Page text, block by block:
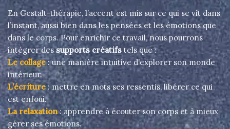
En Gestalt-thérapie, l’accent est mis sur ce qui se vit dans
l’instant, aussi bien dans les pensées et les émotions que
dans le corps. Pour enrichir ce travail, nous pourrons
intégrer dessupports créatifs tels que :
Le collage: une manière intuitive d’explorer son monde
intérieur.
L’écriture: mettre en mots ses ressentis, libérer ce qui
est enfoui.
La relaxation: apprendre à écouter son corps et à mieux
gérer ses émotions.